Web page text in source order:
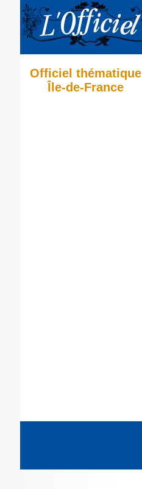
Officiel thématique
Île-de-France